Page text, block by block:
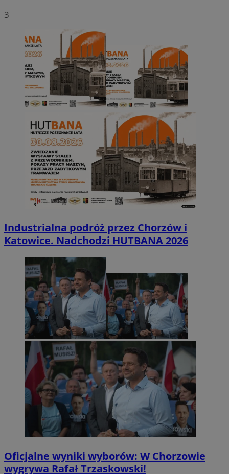
3
Industrialna podróż przez Chorzów i
Katowice. Nadchodzi HUTBANA 2026
Oficjalne wyniki wyborów: W Chorzowie
wygrywa Rafał Trzaskowski!